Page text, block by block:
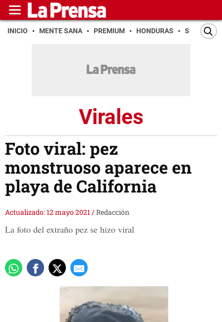
INICIO MENTE SANA PREMIUM HONDURAS SAN PEDRO
Virales
Foto viral: pez
monstruoso aparece en
playa de California
Actualizado: 12 mayo 2021/Redacción
La foto del extraño pez se hizo viral